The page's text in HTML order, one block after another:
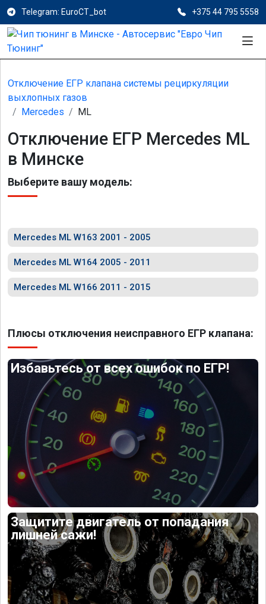
Telegram: EuroCT_bot +375 44 795 5558
Отключение ЕГР клапана системы рециркуляции
выхлопных газов
Mercedes
ML
Отключение ЕГР Mercedes ML
в Минске
Выберите вашу модель:
Mercedes ML W163 2001 - 2005
Mercedes ML W164 2005 - 2011
Mercedes ML W166 2011 - 2015
Плюсы отключения неисправного ЕГР клапана:
Избавьтесь от всех ошибок по ЕГР!
Защитите двигатель от попадания
лишней сажи!